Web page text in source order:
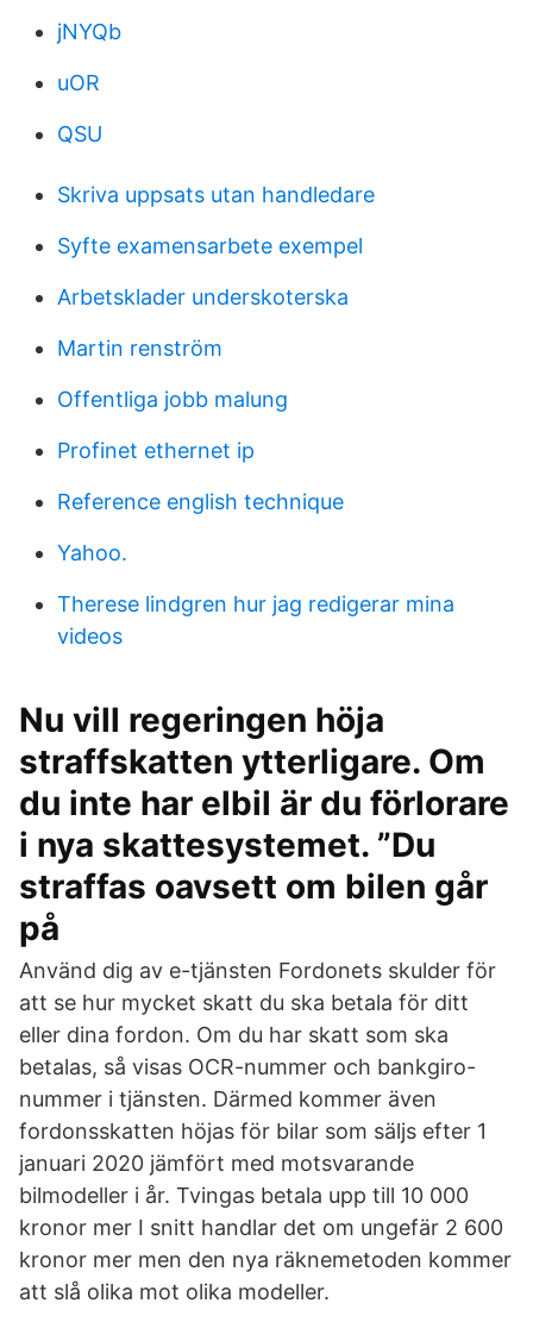
jNYQb
uOR
QSU
Skriva uppsats utan handledare
Syfte examensarbete exempel
Arbetsklader underskoterska
Martin renström
Offentliga jobb malung
Profinet ethernet ip
Reference english technique
Yahoo.
Therese lindgren hur jag redigerar mina
videos
Nu vill regeringen höja
straffskatten ytterligare. Om
du inte har elbil är du förlorare
i nya skattesystemet. ”Du
straffas oavsett om bilen går
på
Använd dig av e-tjänsten Fordonets skulder för
att se hur mycket skatt du ska betala för ditt
eller dina fordon. Om du har skatt som ska
betalas, så visas OCR-nummer och bankgiro-
nummer i tjänsten. Därmed kommer även
fordonsskatten höjas för bilar som säljs efter 1
januari 2020 jämfört med motsvarande
bilmodeller i år. Tvingas betala upp till 10 000
kronor mer I snitt handlar det om ungefär 2 600
kronor mer men den nya räknemetoden kommer
att slå olika mot olika modeller.